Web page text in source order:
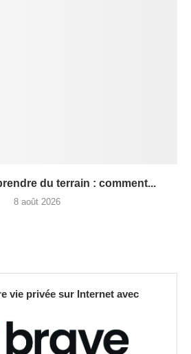
du terrain : comment...
8 août 2026
vie privée sur Internet avec